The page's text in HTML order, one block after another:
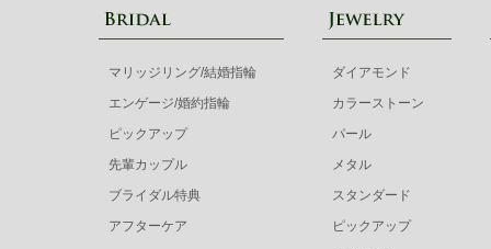
マリッジリング/結婚指輪
エンゲージ/婚約指輪
ピックアップ
先輩カップル
ブライダル特典
アフターケア
ダイアモンド
カラーストーン
パール
メタル
スタンダード
ピックアップ